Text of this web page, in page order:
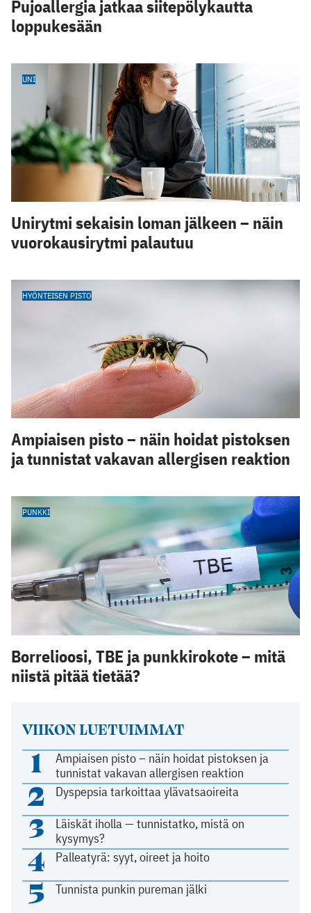
VIIKON LUETUIMMAT
1
Ampiaisen pisto – näin hoidat pistoksen ja
tunnistat vakavan allergisen reaktion
2 Dyspepsia tarkoittaa ylävatsaoireita
3
Läiskät iholla — tunnistatko, mistä on
kysymys?
4 Palleatyrä: syyt, oireet ja hoito
5 Tunnista punkin pureman jälki
Pujoallergia jatkaa siitepölykautta
loppukesään
UNI
Unirytmi sekaisin loman jälkeen – näin
vuorokausirytmi palautuu
HYÖNTEISEN PISTO
Ampiaisen pisto – näin hoidat pistoksen
ja tunnistat vakavan allergisen reaktion
PUNKKI
Borrelioosi, TBE ja punkkirokote – mitä
niistä pitää tietää?